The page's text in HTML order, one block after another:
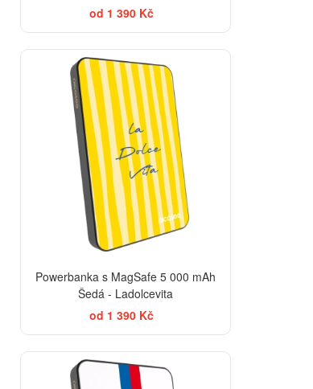
od 1 390 Kč
Powerbanka s MagSafe 5 000 mAh
Šedá - Ladolcevita
od 1 390 Kč